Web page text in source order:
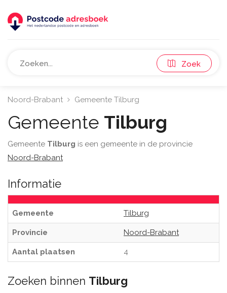
Zoek
Noord-Brabant Gemeente Tilburg
Gemeente Tilburg
Gemeente Tilburg is een gemeente in de provincie
Noord-Brabant
Informatie
Gemeente Tilburg
Provincie Noord-Brabant
Aantal plaatsen 4
Zoeken binnen Tilburg